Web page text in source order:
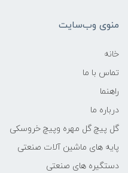
منوی وب‌سایت
خانه
تماس با ما
راهنما
درباره ما
گل پیچ گل مهره وپیچ خروسکی
پایه های ماشین آلات صنعتی
دستگیره های صنعتی